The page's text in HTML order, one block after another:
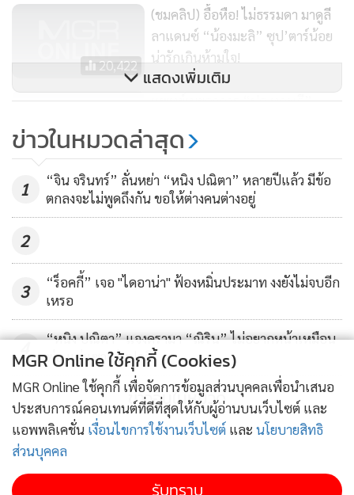
น้องมะลิ มาแล้วจ้า
20,422
(ชมคลิป) อื้อหือ! ไม่ธรรมดา มาดูลี
ลาแดนซ์ “น้องมะลิ” ซุป’ตาร์น้อย
น่ารักเกินห้ามใจ!
14,915
แพทย์เผยอาการ “ปอ ทฤษฎี”
ประเมินอาการหลังลดยา
แสดงเพิ่มเติม
ข่าวในหมวดล่าสุด
1
“จิน จรินทร์” ลั่นหย่า “หนิง ปณิตา” หลายปีแล้ว มีข้อ
ตกลงจะไม่พูดถึงกัน ขอให้ต่างคนต่างอยู่
2
3
“ร็อคกี้” เจอ "ไดอาน่า" ฟ้องหมิ่นประมาท งงยังไม่จบอีก
เหรอ
“หนิง ปณิตา” แจงดรามา “ณิริน” ไม่อยากหน้าเหมือน
พ่อ แค่แซวเล่นปกติ
ข่าวอื่นในหมวด
MGR Online ใช้คุกกี้ (Cookies)
MGR Online ใช้คุกกี้ เพื่อจัดการข้อมูลส่วนบุคคลเพื่อนำเสนอ
ประสบการณ์คอนเทนต์ที่ดีที่สุดให้กับผู้อ่านบนเว็บไซต์ และ
แอพพลิเคชั่น เงื่อนไขการใช้งานเว็บไซต์ และ นโยบายสิทธิ
ส่วนบุคคล
รับทราบ